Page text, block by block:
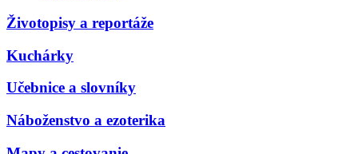
Životopisy a reportáže
Kuchárky
Učebnice a slovníky
Náboženstvo a ezoterika